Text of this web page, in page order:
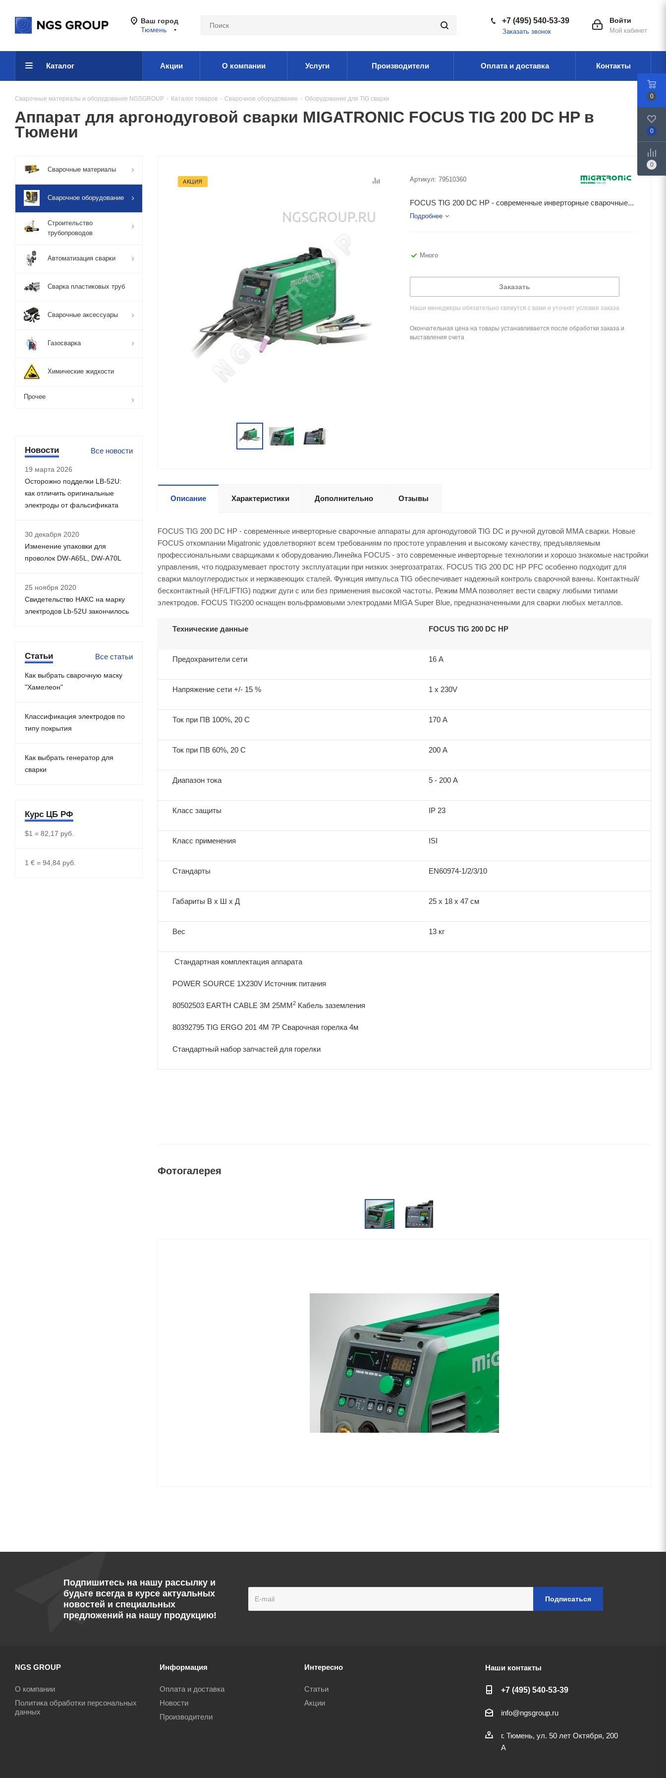
Ваш город
Тюмень
Войти
Мой кабинет
+7 (495) 540-53-39
Заказать звонок
Каталог Акции О компании Услуги Производители Оплата и доставка Контакты
Сварочные материалы и оборудование NGSGROUP - Каталог товаров - Сварочное оборудование - Оборудование для TIG сварки
Аппарат для аргонодуговой сварки MIGATRONIC FOCUS TIG 200 DC HP в
Тюмени
АКЦИЯ Артикул: 79510360
FOCUS TIG 200 DC HP - современные инверторные сварочные...
Подробнее
Много
Заказать
Наши менеджеры обязательно свяжутся с вами и уточнят условия заказа
Окончательная цена на товары устанавливается после обработки заказа и
выставления счета
Описание Характеристики Дополнительно Отзывы
FOCUS TIG 200 DC HP - современные инверторные сварочные аппараты для аргонодуговой TIG DC и ручной дуговой MMA сварки. Новые
FOCUS откомпании Migatronic удовлетворяют всем требованиям по простоте управления и высокому качеству, предъявляемым
профессиональными сварщиками к оборудованию.Линейка FOCUS - это современные инверторные технологии и хорошо знакомые настройки
управления, что подразумевает простоту эксплуатации при низких энергозатратах. FOCUS TIG 200 DC HP PFC особенно подходит для
сварки малоуглеродистых и нержавеющих сталей. Функция импульса TIG обеспечивает надежный контроль сварочной ванны. Контактный/
бесконтактный (HF/LIFTIG) поджиг дуги с или без применения высокой частоты. Режим MMA позволяет вести сварку любыми типами
электродов. FOCUS TIG200 оснащен вольфрамовыми электродами MIGA Super Blue, предназначенными для сварки любых металлов.
Технические данные FOCUS TIG 200 DC HP
Предохранители сети 16 А
Напряжение сети +/- 15 % 1 х 230V
Ток при ПВ 100%, 20 С 170 А
Ток при ПВ 60%, 20 С 200 А
Диапазон тока 5 - 200 А
Класс защиты IP 23
Класс применения ISI
Стандарты ЕN60974-1/2/3/10
Габариты В х Ш х Д 25 х 18 х 47 см
Вес 13 кг
Стандартная комплектация аппарата
POWER SOURCE 1X230V Источник питания
80502503 EARTH CABLE 3M 25MM2 Кабель заземления
80392795 TIG ERGO 201 4M 7P Сварочная горелка 4м
Стандартный набор запчастей для горелки
Фотогалерея
Сварочные материалы
Сварочное оборудование
Строительство
трубопроводов
Автоматизация сварки
Сварка пластиковых труб
Сварочные аксессуары
Газосварка
Химические жидкости
Прочее
Новости Все новости
19 марта 2026
Осторожно подделки LB-52U:
как отличить оригинальные
электроды от фальсификата
30 декабря 2020
Изменение упаковки для
проволок DW-A65L, DW-A70L
25 ноября 2020
Свидетельство НАКС на марку
электродов Lb-52U закончилось
Статьи Все статьи
Как выбрать сварочную маску
"Хамелеон"
Классификация электродов по
типу покрытия
Как выбрать генератор для
сварки
Курс ЦБ РФ
$1 = 82,17 руб.
1 € = 94,84 руб.
Подпишитесь на нашу рассылку и
будьте всегда в курсе актуальных
новостей и специальных
предложений на нашу продукцию!
NGS GROUP
О компании
Политика обработки персональных
данных
Информация
Оплата и доставка
Новости
Производители
Интересно
Статьи
Акции
Наши контакты
+7 (495) 540-53-39
info@ngsgroup.ru
г. Тюмень, ул. 50 лет Октября, 200
А
0
0
0